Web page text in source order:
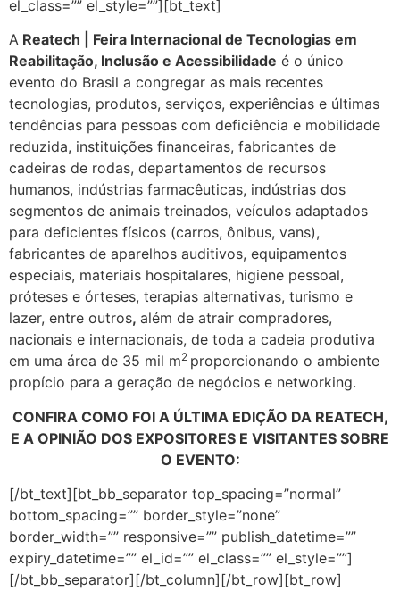
el_class=”” el_style=””][bt_text]
A Reatech | Feira Internacional de Tecnologias em
Reabilitação, Inclusão e Acessibilidade é o único
evento do Brasil a congregar as mais recentes
tecnologias, produtos, serviços, experiências e últimas
tendências para pessoas com deficiência e mobilidade
reduzida, instituições financeiras, fabricantes de
cadeiras de rodas, departamentos de recursos
humanos, indústrias farmacêuticas, indústrias dos
segmentos de animais treinados, veículos adaptados
para deficientes físicos (carros, ônibus, vans),
fabricantes de aparelhos auditivos, equipamentos
especiais, materiais hospitalares, higiene pessoal,
próteses e órteses, terapias alternativas, turismo e
lazer, entre outros, além de atrair compradores,
nacionais e internacionais, de toda a cadeia produtiva
em uma área de 35 mil m2 proporcionando o ambiente
propício para a geração de negócios e networking.
CONFIRA COMO FOI A ÚLTIMA EDIÇÃO DA REATECH,
E A OPINIÃO DOS EXPOSITORES E VISITANTES SOBRE
O EVENTO:
[/bt_text][bt_bb_separator top_spacing=”normal”
bottom_spacing=”” border_style=”none”
border_width=”” responsive=”” publish_datetime=””
expiry_datetime=”” el_id=”” el_class=”” el_style=””]
[/bt_bb_separator][/bt_column][/bt_row][bt_row]